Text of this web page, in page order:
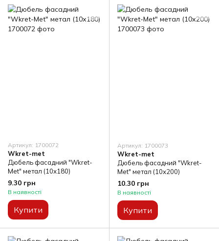
Артикул: 1700072
Wkret-met
Дюбель фасадний "Wkret-
Met" метал (10х180)
9.30 грн
В наявності
Купити
Артикул: 1700073
Wkret-met
Дюбель фасадний "Wkret-
Met" метал (10х200)
10.30 грн
В наявності
Купити